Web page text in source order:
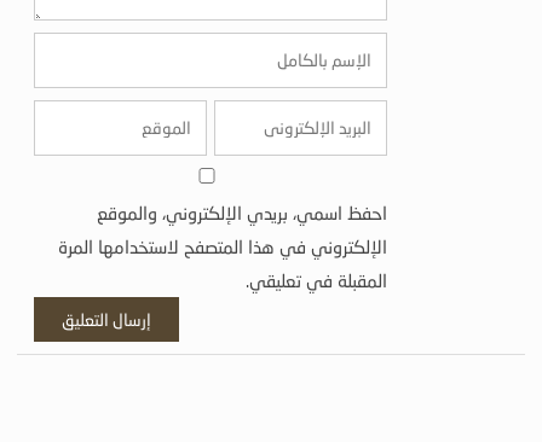
احفظ اسمي، بريدي الإلكتروني، والموقع
الإلكتروني في هذا المتصفح لاستخدامها المرة
المقبلة في تعليقي.